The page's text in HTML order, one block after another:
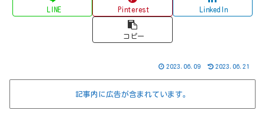
LINE Pinterest LinkedIn
コピー
2023.06.09 2023.06.21
記事内に広告が含まれています。